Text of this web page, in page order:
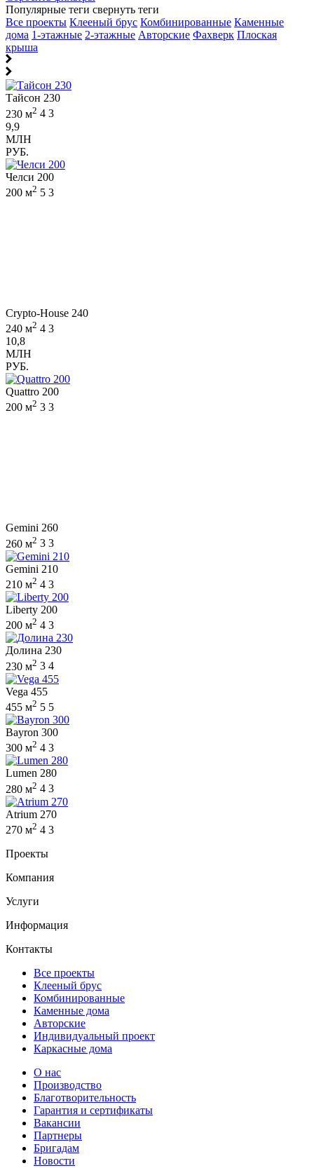
Популярные теги свернуть теги
Все проекты Клееный брус Комбинированные Каменные
дома 1-этажные 2-этажные Авторские Фахверк Плоская
крыша
Тайсон 230
230 м2 4 3
9,9
МЛН
РУБ.
Челси 200
200 м2 5 3
Crypto-House 240
240 м2 4 3
10,8
МЛН
РУБ.
Quattro 200
200 м2 3 3
Gemini 260
260 м2 3 3
Gemini 210
210 м2 4 3
Liberty 200
200 м2 4 3
Долина 230
230 м2 3 4
Vega 455
455 м2 5 5
Bayron 300
300 м2 4 3
Lumen 280
280 м2 4 3
Atrium 270
270 м2 4 3
Проекты
Компания
Услуги
Информация
Контакты
Все проекты
Клееный брус
Комбинированные
Каменные дома
Авторские
Индивидуальный проект
Каркасные дома
О нас
Производство
Благотворительность
Гарантия и сертификаты
Вакансии
Партнеры
Бригадам
Новости